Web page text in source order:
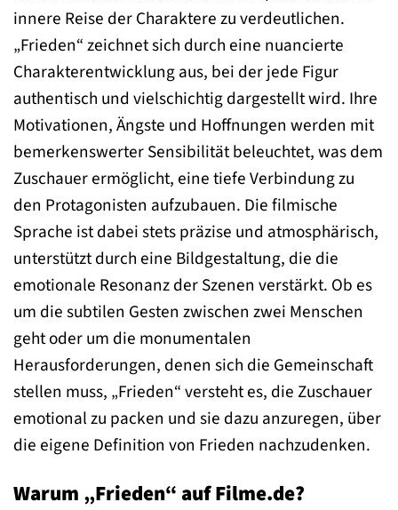
innere Reise der Charaktere zu verdeutlichen.
„Frieden“ zeichnet sich durch eine nuancierte
Charakterentwicklung aus, bei der jede Figur
authentisch und vielschichtig dargestellt wird. Ihre
Motivationen, Ängste und Hoffnungen werden mit
bemerkenswerter Sensibilität beleuchtet, was dem
Zuschauer ermöglicht, eine tiefe Verbindung zu
den Protagonisten aufzubauen. Die filmische
Sprache ist dabei stets präzise und atmosphärisch,
unterstützt durch eine Bildgestaltung, die die
emotionale Resonanz der Szenen verstärkt. Ob es
um die subtilen Gesten zwischen zwei Menschen
geht oder um die monumentalen
Herausforderungen, denen sich die Gemeinschaft
stellen muss, „Frieden“ versteht es, die Zuschauer
emotional zu packen und sie dazu anzuregen, über
die eigene Definition von Frieden nachzudenken.
Warum „Frieden“ auf Filme.de?